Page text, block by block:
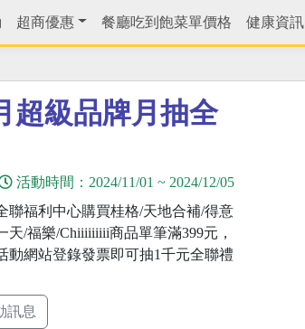
超商優惠 餐廳吃到飽菜單價格 健康資訊
超級品牌月抽全
活動時間： 2024/11/01 ~ 2024/12/05
聯福利中心購買桂格/天地合補/得意
天/福樂/Chiiiiiiiii商品單筆滿399元，
動網站登錄發票即可抽1千元全聯禮
訊息